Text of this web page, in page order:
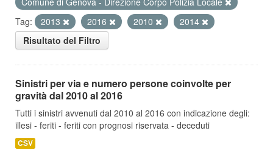
Tag:
2013 2016 2010
2014
Risultato del Filtro
Sinistri per via e numero persone coinvolte per
gravità dal 2010 al 2016
Tutti i sinistri avvenuti dal 2010 al 2016 con indicazione degli:
illesi - feriti - feriti con prognosi riservata - deceduti
CSV